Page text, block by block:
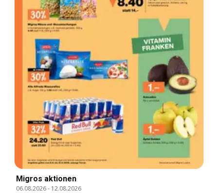
Migros aktionen
06.08.2026- 12.08.2026